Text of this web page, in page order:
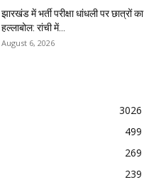
झारखंड में भर्ती परीक्षा धांधली पर छात्रों का
हल्लाबोल: रांची में...
August 6, 2026
3026
499
269
239